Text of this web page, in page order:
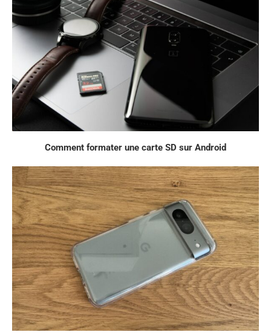
Comment formater une carte SD sur Android